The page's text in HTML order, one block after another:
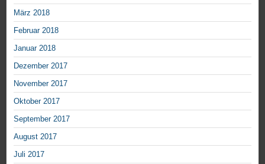
März 2018
Februar 2018
Januar 2018
Dezember 2017
November 2017
Oktober 2017
September 2017
August 2017
Juli 2017